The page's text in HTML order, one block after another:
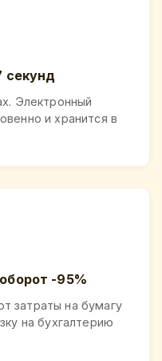
секунд
Электронный
и хранится в
-95%
затраты на бумагу
на бухгалтерию